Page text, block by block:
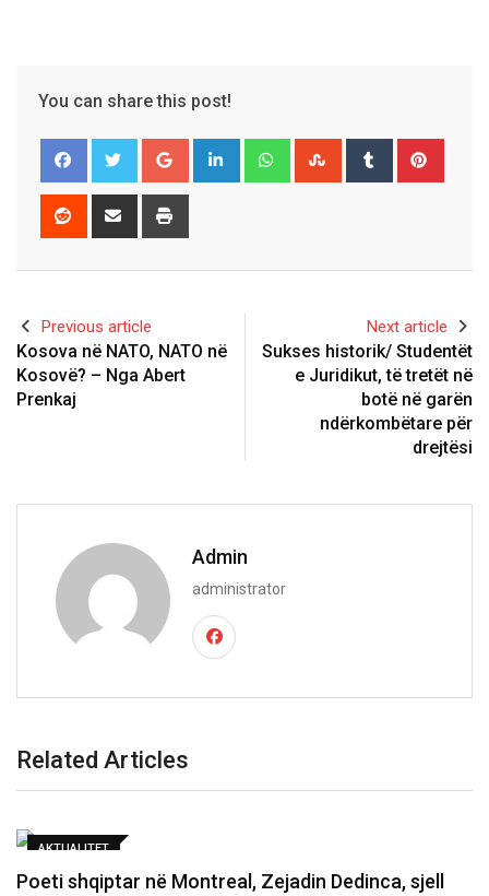
You can share this post!
Google+ LinkedIn WhatsappStumbleUpon
Tumblr
Reddit
Share
Previous article
Kosova në NATO, NATO në
Kosovë? – Nga Abert
Prenkaj
Next article
Sukses historik/ Studentët
e Juridikut, të tretët në
botë në garën
ndërkombëtare për
drejtësi
Admin
administrator
Related Articles
AKTUALITET
Poeti shqiptar në Montreal, Zejadin Dedinca, sjell